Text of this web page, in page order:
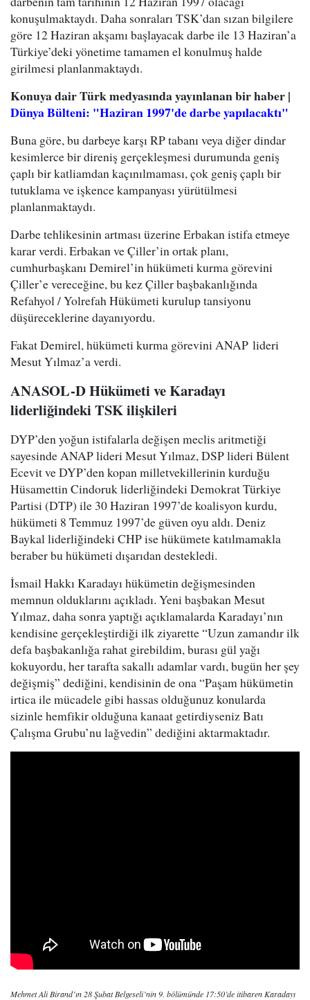
konuşulmaktaydı. Daha sonraları TSK’dan sızan bilgilere
göre 12 Haziran akşamı başlayacak darbe ile 13 Haziran’a
Türkiye’deki yönetime tamamen el konulmuş halde
girilmesi planlanmaktaydı.
Konuya dair Türk medyasında yayınlanan bir haber |
Dünya Bülteni: "Haziran 1997'de darbe yapılacaktı"
Buna göre, bu darbeye karşı RP tabanı veya diğer dindar
kesimlerce bir direniş gerçekleşmesi durumunda geniş
çaplı bir katliamdan kaçınılmaması, çok geniş çaplı bir
tutuklama ve işkence kampanyası yürütülmesi
planlanmaktaydı.
Darbe tehlikesinin artması üzerine Erbakan istifa etmeye
karar verdi. Erbakan ve Çiller’in ortak planı,
cumhurbaşkanı Demirel’in hükümeti kurma görevini
Çiller’e vereceğine, bu kez Çiller başbakanlığında
Refahyol / Yolrefah Hükümeti kurulup tansiyonu
düşüreceklerine dayanıyordu.
Fakat Demirel, hükümeti kurma görevini ANAP lideri
Mesut Yılmaz’a verdi.
ANASOL-D Hükümeti ve Karadayı
liderliğindeki TSK ilişkileri
DYP’den yoğun istifalarla değişen meclis aritmetiği
sayesinde ANAP lideri Mesut Yılmaz, DSP lideri Bülent
Ecevit ve DYP’den kopan milletvekillerinin kurduğu
Hüsamettin Cindoruk liderliğindeki Demokrat Türkiye
Partisi (DTP) ile 30 Haziran 1997’de koalisyon kurdu,
hükümeti 8 Temmuz 1997’de güven oyu aldı. Deniz
Baykal liderliğindeki CHP ise hükümete katılmamakla
beraber bu hükümeti dışarıdan destekledi.
İsmail Hakkı Karadayı hükümetin değişmesinden
memnun olduklarını açıkladı. Yeni başbakan Mesut
Yılmaz, daha sonra yaptığı açıklamalarda Karadayı’nın
kendisine gerçekleştirdiği ilk ziyarette “Uzun zamandır ilk
defa başbakanlığa rahat girebildim, burası gül yağı
kokuyordu, her tarafta sakallı adamlar vardı, bugün her şey
değişmiş” dediğini, kendisinin de ona “Paşam hükümetin
irtica ile mücadele gibi hassas olduğunuz konularda
sizinle hemfikir olduğuna kanaat getirdiyseniz Batı
Çalışma Grubu’nu lağvedin” dediğini aktarmaktadır.
Mehmet Ali Birand’ın 28 Şubat Belgeseli’nin 9. bölümünde 17:50’de itibaren Karadayı